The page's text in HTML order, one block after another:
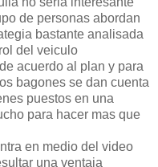
de personas abordan
bastante analisada
del veiculo
acuerdo al plan y para
bagones se dan cuenta
puestos en una
para hacer mas que
en medio del video
una ventaja